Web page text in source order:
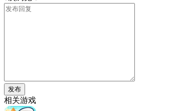
发布
相关游戏